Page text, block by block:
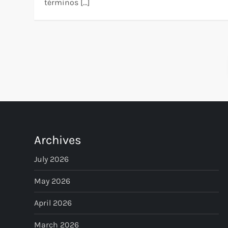
términos […]
t
s
p
a
Archives
July 2026
May 2026
April 2026
March 2026